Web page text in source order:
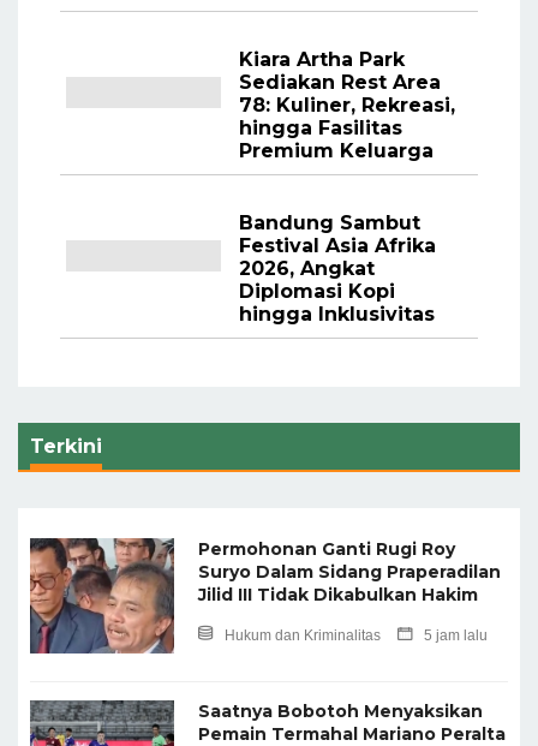
Kiara Artha Park
Sediakan Rest Area
78: Kuliner, Rekreasi,
hingga Fasilitas
Premium Keluarga
Bandung Sambut
Festival Asia Afrika
2026, Angkat
Diplomasi Kopi
hingga Inklusivitas
Terkini
Permohonan Ganti Rugi Roy
Suryo Dalam Sidang Praperadilan
Jilid III Tidak Dikabulkan Hakim
Hukum dan Kriminalitas 5 jam lalu
Saatnya Bobotoh Menyaksikan
Pemain Termahal Mariano Peralta